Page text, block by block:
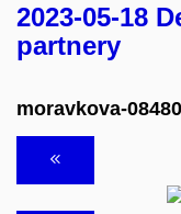
2023-05-18
partnery
moravkova-08480